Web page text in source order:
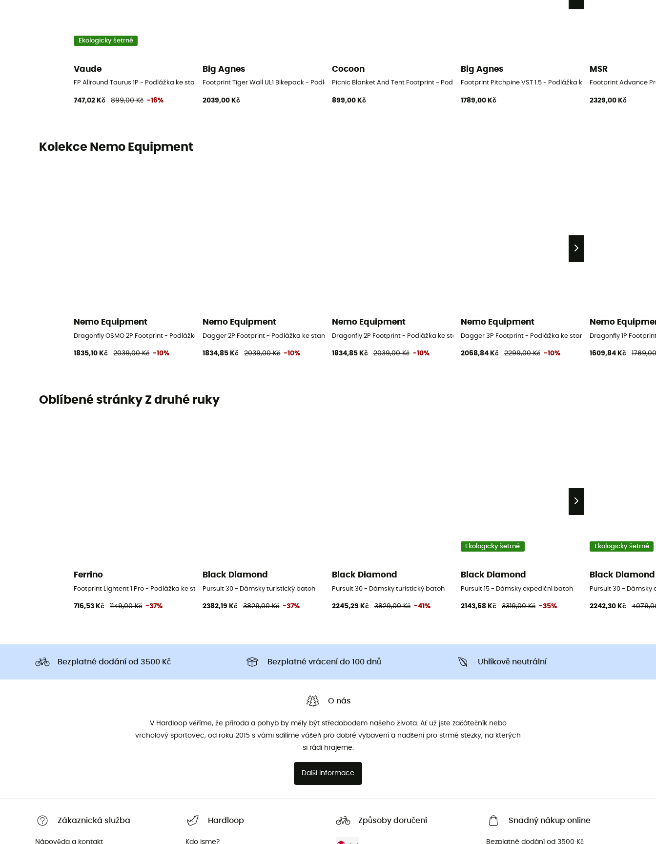
Ekologicky šetrné
Vaude
FP Allround Taurus 1P - Podlážka ke stanu
747,02 Kč 899,00 Kč -16%
Big Agnes
Footprint Tiger Wall UL1 Bikepack - Podlážka ke stanu
2039,00 Kč
Cocoon
Picnic Blanket And Tent Footprint - Podlážka ke stanu
899,00 Kč
Big Agnes
Footprint Pitchpine VST 1.5 - Podlážka ke stanu
1789,00 Kč
MSR
Footprint Advance
2329,00 Kč
Kolekce Nemo Equipment
Nemo Equipment
Dragonfly OSMO 2P Footprint - Podlážka ke stanu
1835,10 Kč 2039,00 Kč -10%
Nemo Equipment
Dagger 2P Footprint - Podlážka ke stanu
1834,85 Kč 2039,00 Kč -10%
Nemo Equipment
Dragonfly 2P Footprint - Podlážka ke stanu
1834,85 Kč 2039,00 Kč -10%
Nemo Equipment
Dagger 3P Footprint - Podlážka ke stanu
2068,84 Kč 2299,00 Kč -10%
Nemo
Dragonfly 1P
1609,84 Kč
Oblíbené stránky Z druhé ruky
Ferrino
Footprint Lightent 1 Pro - Podlážka ke stanu
716,53 Kč 1149,00 Kč -37%
Black Diamond
Pursuit 30 - Dámsky turistický batoh
2382,19 Kč 3829,00 Kč -37%
Black Diamond
Pursuit 30 - Dámsky turistický batoh
2245,29 Kč 3829,00 Kč -41%
Ekologicky šetrné
Black Diamond
Pursuit 15 - Dámsky expediční batoh
2143,68 Kč 3319,00 Kč -35%
Ekologicky šetrné
Black Diamond
Pursuit 30 - Dámsky
2242,30 Kč
Bezplatné dodání od 3500 Kč Bezplatné vrácení do 100 dnů Uhlíkově neutrální
O nás
V Hardloop věříme, že příroda a pohyb by měly být středobodem našeho života. Ať už jste začátečník nebo
vrcholový sportovec, od roku 2015 s vámi sdílíme vášeň pro dobré vybavení a nadšení pro strmé stezky, na kterých
si rádi hrajeme.
Další informace
Zákaznická služba
Nápověda a kontakt
Hardloop
Kdo jsme?
Způsoby doručení Snadný nákup online
Bezplatné dodání od 3500 Kč